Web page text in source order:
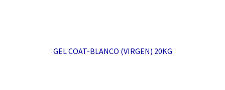
GEL COAT-BLANCO (VIRGEN) 20KG